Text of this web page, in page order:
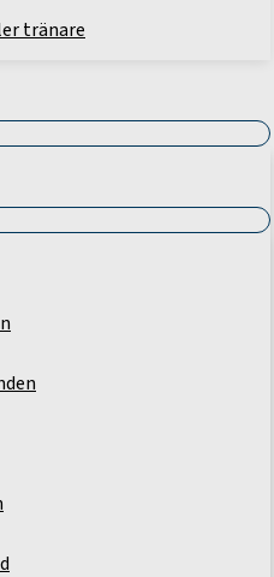
tränare